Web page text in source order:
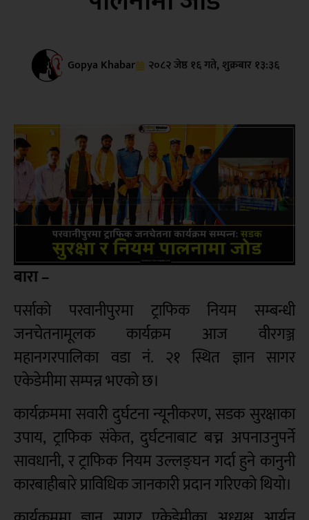
Gopya Khabar २०८२ जेष्ठ १६ गते, शुक्रबार १३:३६
बारा –
पर्साको परवानीपुरमा ट्राफिक नियम सम्बन्धी
जनचेतनामूलक कार्यक्रम आज वीरगञ्ज
महानगरपालिका वडा नं. २१ स्थित ज्ञान सागर
एकेडेमीमा सम्पन्न भएको छ।
कार्यक्रममा सवारी दुर्घटना न्यूनीकरण, सडक सुरक्षाका
उपाय, ट्राफिक संकेत, दुर्घटनाबाट बच्न अपनाउनुपर्ने
सावधानी, र ट्राफिक नियम उल्लङ्घन गर्दा हुने कानुनी
कारबाहीबारे प्राविधिक जानकारी प्रदान गरिएको थियो।